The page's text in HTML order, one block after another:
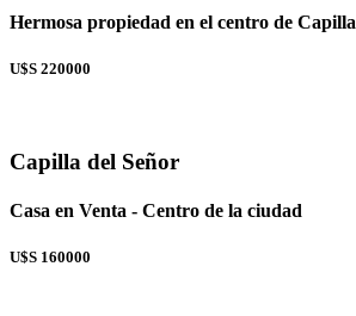
Hermosa propiedad en el centro de Capilla
U$S 220000
Capilla del Señor
Casa en Venta - Centro de la ciudad
U$S 160000